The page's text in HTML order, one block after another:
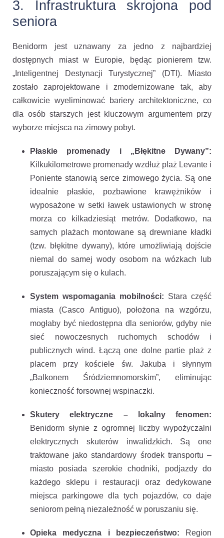
3. Infrastruktura skrojona pod
seniora
Benidorm jest uznawany za jedno z najbardziej
dostępnych miast w Europie, będąc pionierem tzw.
„Inteligentnej Destynacji Turystycznej” (DTI). Miasto
zostało zaprojektowane i zmodernizowane tak, aby
całkowicie wyeliminować bariery architektoniczne, co
dla osób starszych jest kluczowym argumentem przy
wyborze miejsca na zimowy pobyt.
Płaskie promenady i „Błękitne Dywany”:
Kilkukilometrowe promenady wzdłuż plaż Levante i
Poniente stanowią serce zimowego życia. Są one
idealnie płaskie, pozbawione krawężników i
wyposażone w setki ławek ustawionych w stronę
morza co kilkadziesiąt metrów. Dodatkowo, na
samych plażach montowane są drewniane kładki
(tzw. błękitne dywany), które umożliwiają dojście
niemal do samej wody osobom na wózkach lub
poruszającym się o kulach.
System wspomagania mobilności: Stara część
miasta (Casco Antiguo), położona na wzgórzu,
mogłaby być niedostępna dla seniorów, gdyby nie
sieć nowoczesnych ruchomych schodów i
publicznych wind. Łączą one dolne partie plaż z
placem przy kościele św. Jakuba i słynnym
„Balkonem Śródziemnomorskim”, eliminując
konieczność forsownej wspinaczki.
Skutery elektryczne – lokalny fenomen:
Benidorm słynie z ogromnej liczby wypożyczalni
elektrycznych skuterów inwalidzkich. Są one
traktowane jako standardowy środek transportu –
miasto posiada szerokie chodniki, podjazdy do
każdego sklepu i restauracji oraz dedykowane
miejsca parkingowe dla tych pojazdów, co daje
seniorom pełną niezależność w poruszaniu się.
Opieka medyczna i bezpieczeństwo: Region